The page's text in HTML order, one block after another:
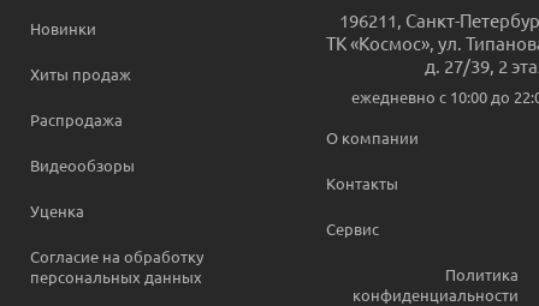
Новинки
Хиты продаж
Распродажа
Видеообзоры
Уценка
Согласие на обработку
персональных данных
196211, Санкт-
ТК «Космос», ул.
д. 27/39, 2
ежедневно c 10:00 до
О компании
Контакты
Сервис
Политика
конфиденциальности